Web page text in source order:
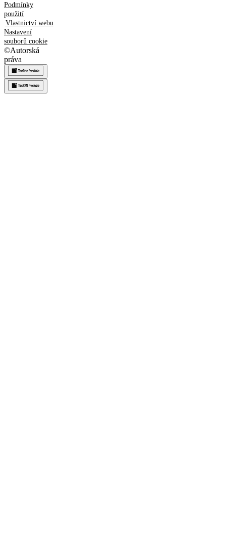
Podmínky
použití
Vlastnictví webu
Nastavení
souborů cookie
©Autorská
práva